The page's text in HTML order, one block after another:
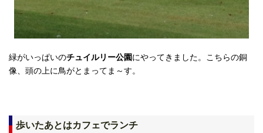
緑がいっぱいのチュイルリー公園にやってきました。こちらの銅
像、頭の上に鳥がとまってま～す。
歩いたあとはカフェでランチ